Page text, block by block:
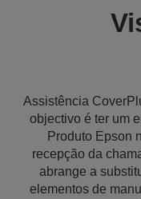
Assistência
objectivo é ter um
Produto Epson
recepção da
abrange a
elementos de